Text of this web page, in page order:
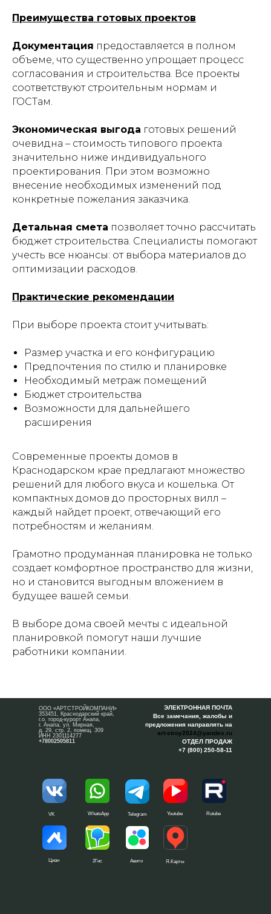
Преимущества готовых проектов
Документация предоставляется в полном
объеме, что существенно упрощает процесс
согласования и строительства. Все проекты
соответствуют строительным нормам и
ГОСТам.
Экономическая выгода готовых решений
очевидна – стоимость типового проекта
значительно ниже индивидуального
проектирования. При этом возможно
внесение необходимых изменений под
конкретные пожелания заказчика.
Детальная смета позволяет точно рассчитать
бюджет строительства. Специалисты помогают
учесть все нюансы: от выбора материалов до
оптимизации расходов.
Практические рекомендации
При выборе проекта стоит учитывать:
Размер участка и его конфигурацию
Предпочтения по стилю и планировке
Необходимый метраж помещений
Бюджет строительства
Возможности для дальнейшего
расширения
Современные проекты домов в
Краснодарском крае предлагают множество
решений для любого вкуса и кошелька. От
компактных домов до просторных вилл –
каждый найдет проект, отвечающий его
потребностям и желаниям.
Грамотно продуманная планировка не только
создает комфортное пространство для жизни,
но и становится выгодным вложением в
будущее вашей семьи.
В выборе дома своей мечты с идеальной
планировкой помогут наши лучшие
работники компании.
Youtube
WhatsApp
VK Telegram
Авито Я.Карты
Rutube
Циан 2Гис
ООО «АРТСТРОЙКОМПАНИ»
353451, Краснодарский край,
г.о. город-курорт Анапа,
г. Анапа, ул. Мирная,
д. 29, стр. 2, помещ. 309
ИНН 2301114277
+78002505811
ЭЛЕКТРОННАЯ ПОЧТА
Все замечания, жалобы и
предложения направлять на
art-stroy2024@yandex.ru
ОТДЕЛ ПРОДАЖ
+7 (800) 250-58-11